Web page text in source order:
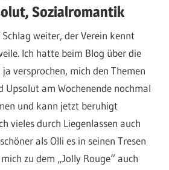
Sozialromantik
weiter, der Verein kennt
Ich hatte beim Blog über die
versprochen, mich den Themen
Upsolut am Wochenende nochmal
und kann jetzt beruhigt
vieles durch Liegenlassen auch
als Olli es in seinen Tresen
zu dem „Jolly Rouge“ auch